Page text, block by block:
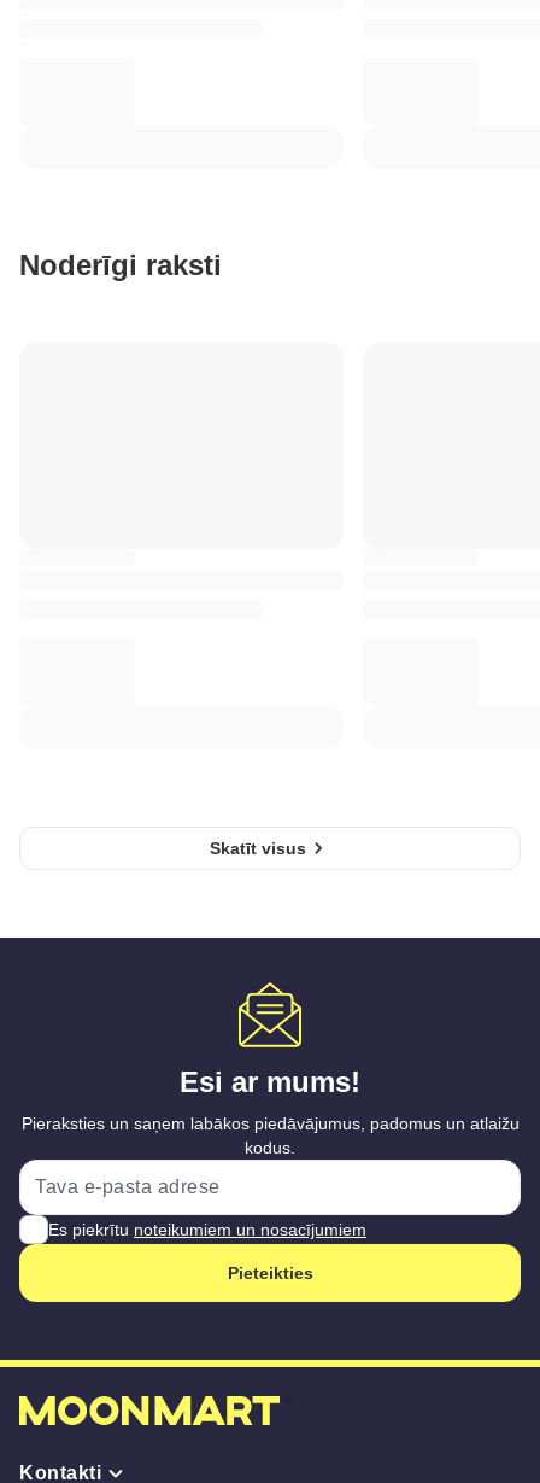
Noderīgi raksti
Skatīt visus
Esi ar mums!
Pieraksties un saņem labākos piedāvājumus, padomus un atlaižu
kodus.
Es piekrītu noteikumiem un nosacījumiem
Pieteikties
Kontakti